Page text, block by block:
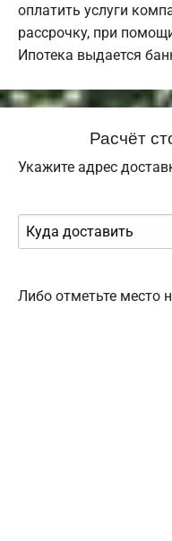
оплатить услуги
рассрочку, при
Ипотека выдается
Расчёт
Укажите адрес
Либо отметьте место